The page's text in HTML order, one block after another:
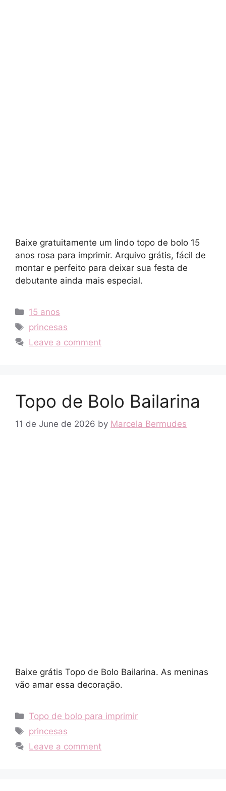
Baixe gratuitamente um lindo topo de bolo 15
anos rosa para imprimir. Arquivo grátis, fácil de
montar e perfeito para deixar sua festa de
debutante ainda mais especial.
Categories
15 anos
Tags
princesas
Leave a comment
Topo de Bolo Bailarina
11 de June de 2026 by Marcela Bermudes
Baixe grátis Topo de Bolo Bailarina. As meninas
vão amar essa decoração.
Categories
Topo de bolo para imprimir
Tags
princesas
Leave a comment